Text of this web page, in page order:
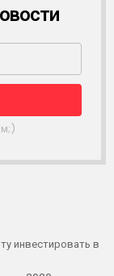
инвестировать в